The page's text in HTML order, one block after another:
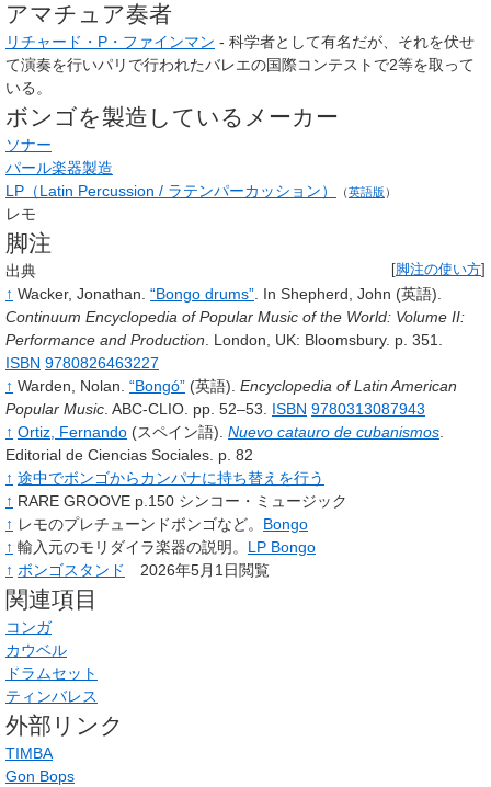
アマチュア奏者
リチャード・P・ファインマン - 科学者として有名だが、それを伏せ
て演奏を行いパリで行われたバレエの国際コンテストで2等を取って
いる。
ボンゴを製造しているメーカー
ソナー
パール楽器製造
LP（Latin Percussion / ラテンパーカッション）
（英語版 ）
レモ
脚注
脚注の使い方
出典
↑ Wacker, Jonathan. “Bongo drums”. In Shepherd, John (英語).
Continuum Encyclopedia of Popular Music of the World: Volume II:
Performance and Production. London, UK: Bloomsbury. p. 351.
ISBN 9780826463227
↑ Warden, Nolan. “Bongó” (英語). Encyclopedia of Latin American
Popular Music. ABC-CLIO. pp. 52–53. ISBN 9780313087943
↑ Ortiz, Fernando (スペイン語). Nuevo catauro de cubanismos.
Editorial de Ciencias Sociales. p. 82
↑ 途中でボンゴからカンパナに持ち替えを行う
↑ RARE GROOVE p.150 シンコー・ミュージック
↑ レモのプレチューンドボンゴなど。 Bongo
↑ 輸入元のモリダイラ楽器の説明。 LP Bongo
↑ ボンゴスタンド 2026年5月1日閲覧
関連項目
コンガ
カウベル
ドラムセット
ティンバレス
外部リンク
TIMBA
Gon Bops